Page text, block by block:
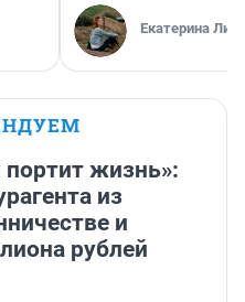
Екатерина
жизнь»:
из
и
рублей